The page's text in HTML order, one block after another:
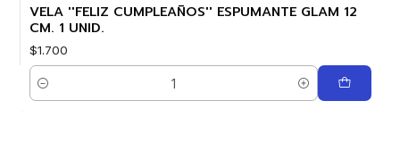
VELA ''FELIZ CUMPLEAÑOS'' ESPUMANTE GLAM 12
CM. 1 UNID.
$1.700
Cantidad